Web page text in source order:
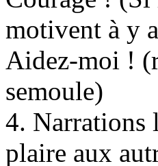
motivent à y
Aidez-moi !
semoule)
4. Narrations
plaire aux